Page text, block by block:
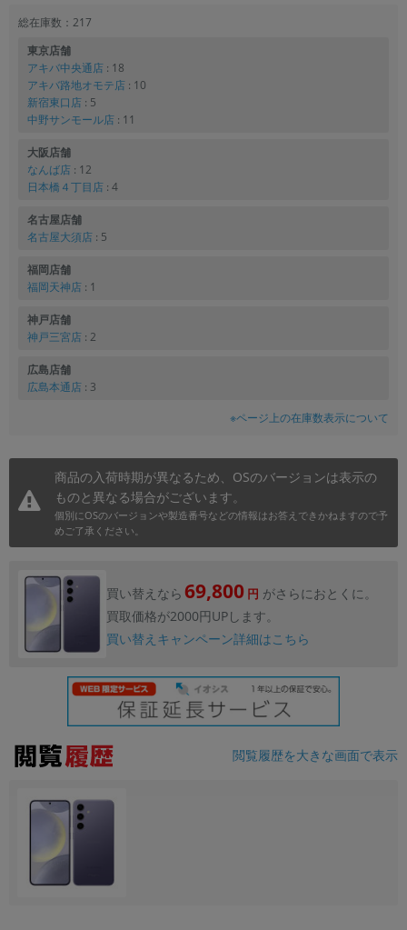
総在庫数：217
東京店舗
アキバ中央通店 : 18
アキバ路地オモテ店 : 10
新宿東口店 : 5
中野サンモール店 : 11
大阪店舗
なんば店 : 12
日本橋４丁目店 : 4
名古屋店舗
名古屋大須店 : 5
福岡店舗
福岡天神店 : 1
神戸店舗
神戸三宮店 : 2
広島店舗
広島本通店 : 3
※ページ上の在庫数表示について
商品の入荷時期が異なるため、OSのバージョンは表示の
ものと異なる場合がございます。
個別にOSのバージョンや製造番号などの情報はお答えできかねますので予
めご了承ください。
買い替えなら 69,800 円 がさらにおとくに。
買取価格が2000円UPします。
買い替えキャンペーン詳細はこちら
閲覧履歴を大きな画面で表示